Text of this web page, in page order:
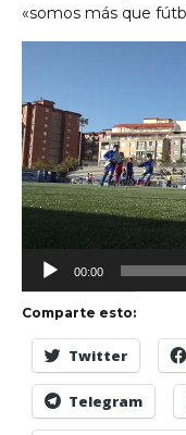
«somos más que
vídeo
00:00
Comparte esto:
Twitter
Telegram